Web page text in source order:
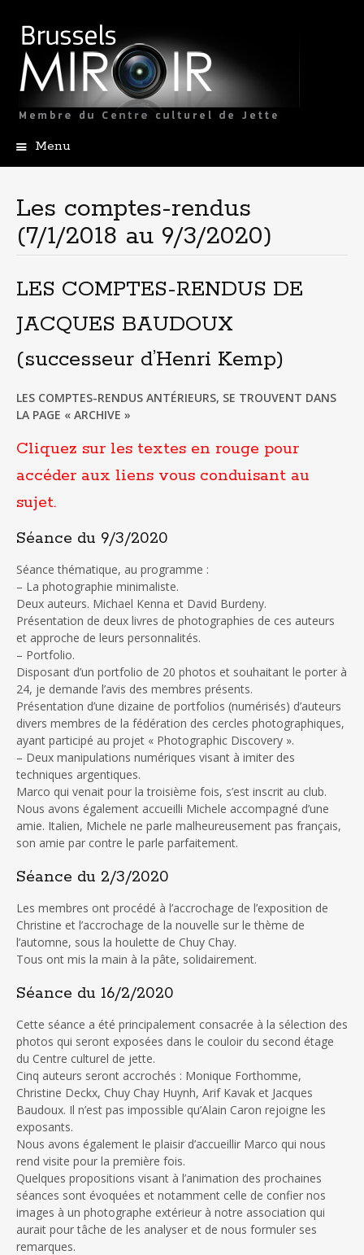
Menu
e
r
a
c
o
n
t
n
p
r
n
c
p
l
Les comptes-rendus
(7/1/2018 au 9/3/2020)
LES COMPTES-RENDUS DE
JACQUES BAUDOUX
(successeur d’Henri Kemp)
LES COMPTES-RENDUS ANTÉRIEURS, SE TROUVENT DANS
LA PAGE « ARCHIVE »
Cliquez sur les textes en rouge pour
accéder aux liens vous conduisant au
sujet.
Séance du 9/3/2020
Séance thématique, au programme :
– La photographie minimaliste.
Deux auteurs. Michael Kenna et David Burdeny.
Présentation de deux livres de photographies de ces auteurs
et approche de leurs personnalités.
– Portfolio.
Disposant d’un portfolio de 20 photos et souhaitant le porter à
24, je demande l’avis des membres présents.
Présentation d’une dizaine de portfolios (numérisés) d’auteurs
divers membres de la fédération des cercles photographiques,
ayant participé au projet « Photographic Discovery ».
– Deux manipulations numériques visant à imiter des
techniques argentiques.
Marco qui venait pour la troisième fois, s’est inscrit au club.
Nous avons également accueilli Michele accompagné d’une
amie. Italien, Michele ne parle malheureusement pas français,
son amie par contre le parle parfaitement.
Séance du 2/3/2020
Les membres ont procédé à l’accrochage de l’exposition de
Christine et l’accrochage de la nouvelle sur le thème de
l’automne, sous la houlette de Chuy Chay.
Tous ont mis la main à la pâte, solidairement.
Séance du 16/2/2020
Cette séance a été principalement consacrée à la sélection des
photos qui seront exposées dans le couloir du second étage
du Centre culturel de jette.
Cinq auteurs seront accrochés : Monique Forthomme,
Christine Deckx, Chuy Chay Huynh, Arif Kavak et Jacques
Baudoux. Il n’est pas impossible qu’Alain Caron rejoigne les
exposants.
Nous avons également le plaisir d’accueillir Marco qui nous
rend visite pour la première fois.
Quelques propositions visant à l’animation des prochaines
séances sont évoquées et notamment celle de confier nos
images à un photographe extérieur à notre association qui
aurait pour tâche de les analyser et de nous formuler ses
remarques.